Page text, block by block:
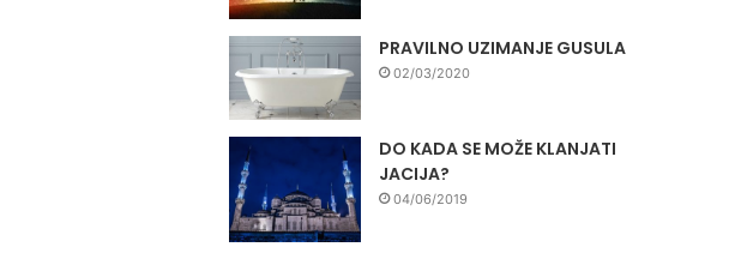
PRAVILNO UZIMANJE GUSULA
02/03/2020
DO KADA SE MOŽE KLANJATI
JACIJA?
04/06/2019